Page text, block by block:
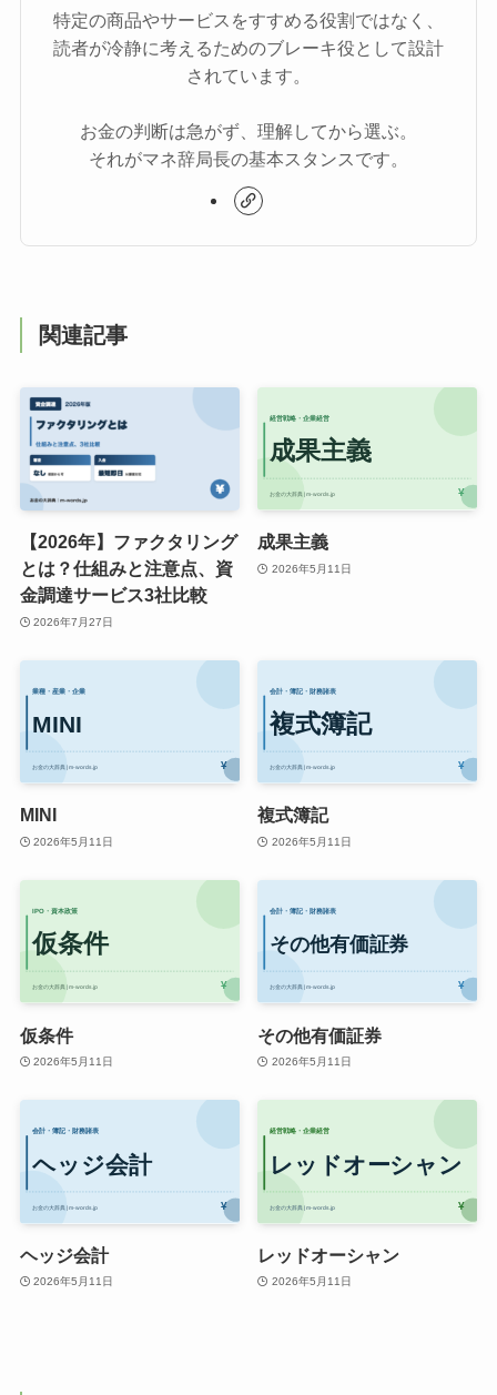
特定の商品やサービスをすすめる役割ではなく、
読者が冷静に考えるためのブレーキ役として設計
されています。
お金の判断は急がず、理解してから選ぶ。
それがマネ辞局長の基本スタンスです。
関連記事
【2026年】ファクタリング
とは？仕組みと注意点、資
金調達サービス3社比較
2026年7月27日
成果主義
2026年5月11日
MINI
2026年5月11日
複式簿記
2026年5月11日
仮条件
2026年5月11日
その他有価証券
2026年5月11日
ヘッジ会計
2026年5月11日
レッドオーシャン
2026年5月11日